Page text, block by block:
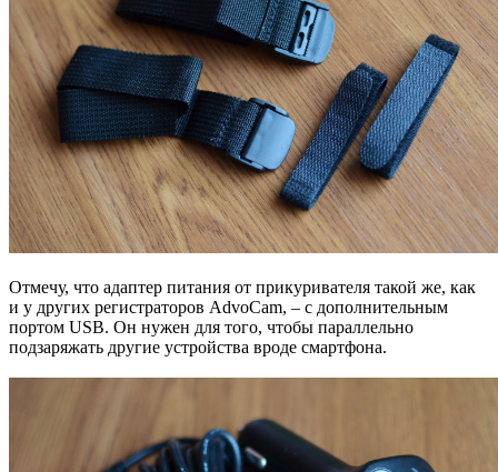
Отмечу, что адаптер питания от прикуривателя такой же, как
и у других регистраторов AdvoCam, – с дополнительным
портом USB. Он нужен для того, чтобы параллельно
подзаряжать другие устройства вроде смартфона.